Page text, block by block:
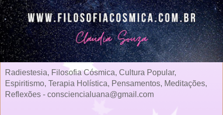
Radiestesia, Filosofia Cósmica, Cultura Popular,
Espiritismo, Terapia Holística, Pensamentos, Meditações,
Reflexões - consciencialuana@gmail.com